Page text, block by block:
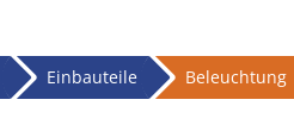
Einbauteile Beleuchtung